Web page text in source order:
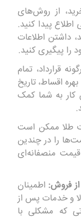
از روش‌های
پیدا کنید.
داشتن اطلاعات
را پیگیری کنید.
قرارداد، تمام
اقساط، تاریخ
کار به شما کمک
طلا ممکن است
را در چندین
منصفانه‌ای
فروش: اطمینان
و خدمات پس از
که مشکلی با